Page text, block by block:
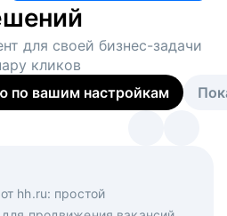
для своей бизнес-задачи
кликов
по вашим настройкам
hh.ru: простойна главной странице
Решите, сколько
нужно, и за дело возьмутся